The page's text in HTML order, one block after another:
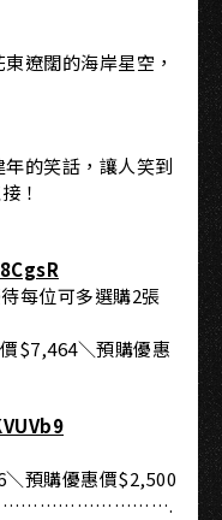
遼闊的海岸星空，
的笑話，讓人笑到
！
每位可多選購2張
$7,464＼預購優惠
預購優惠價$2,500